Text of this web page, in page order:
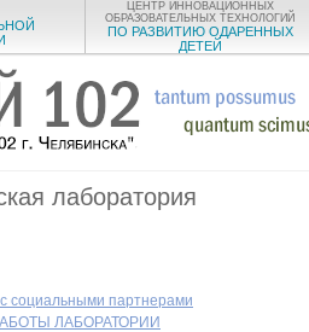
ЦЕНТР ИННОВАЦИОННЫХ
ОБРАЗОВАТЕЛЬНЫХ ТЕХНОЛОГИЙ
ПО РАЗВИТИЮ ОДАРЕННЫХ
ДЕТЕЙ
лаборатория
социальными партнерами
ЛАБОРАТОРИИ